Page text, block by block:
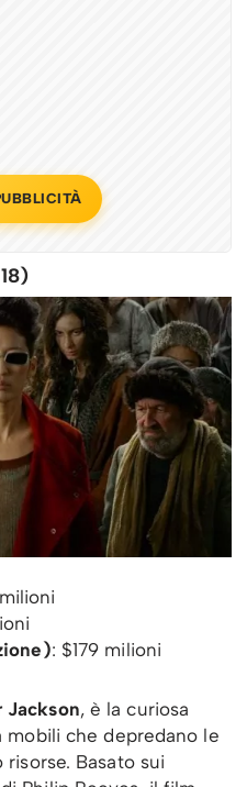
: $179 milioni
Jackson, è la curiosa
mobili che depredano le
Basato sui